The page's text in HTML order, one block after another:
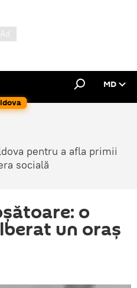
MD
pentru a afla primii
socială
o
un oraș